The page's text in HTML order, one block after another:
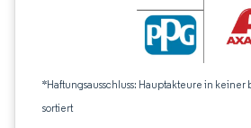
*Haftungsausschluss: Hauptakteure in
sortiert